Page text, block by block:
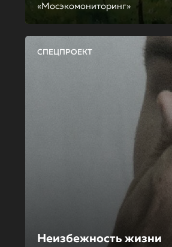
«Мосэкомониторинг»
СПЕЦПРОЕКТ
Неизбежность жизни